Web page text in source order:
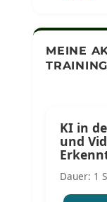
MEINE
KI in
und
Dauer: 1